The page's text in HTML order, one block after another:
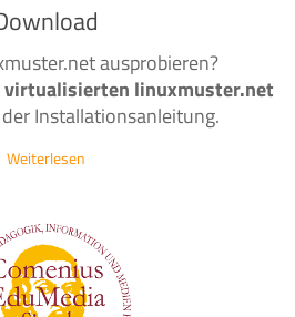
ausprobieren?
virtualisierten linuxmuster.net
Installationsanleitung.
Weiterlesen